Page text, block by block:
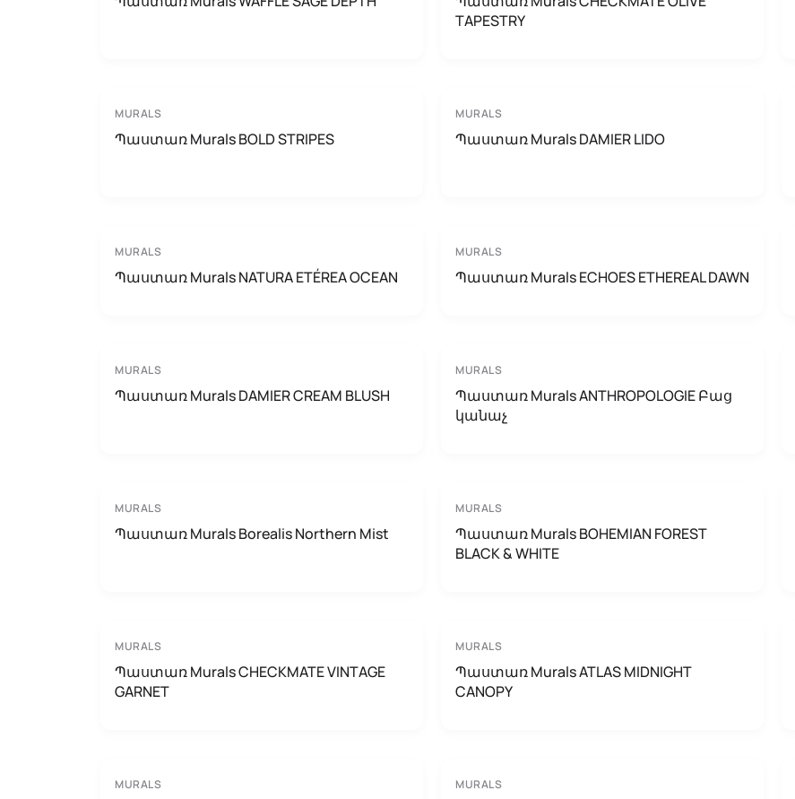
TAPESTRY
MURALS
Պաստառ Murals BOLD STRIPES
MURALS
Պաստառ Murals DAMIER LIDO
MURALS
Պաստառ Murals NATURA ETÉREA OCEAN
MURALS
Պաստառ Murals ECHOES ETHEREAL DAWN
MURALS
Պաստառ Murals DAMIER CREAM BLUSH
MURALS
Պաստառ Murals ANTHROPOLOGIE Բաց
կանաչ
MURALS
Պաստառ Murals Borealis Northern Mist
MURALS
Պաստառ Murals BOHEMIAN FOREST
BLACK & WHITE
MURALS
Պաստառ Murals CHECKMATE VINTAGE
GARNET
MURALS
Պաստառ Murals ATLAS MIDNIGHT
CANOPY
MURALS MURALS